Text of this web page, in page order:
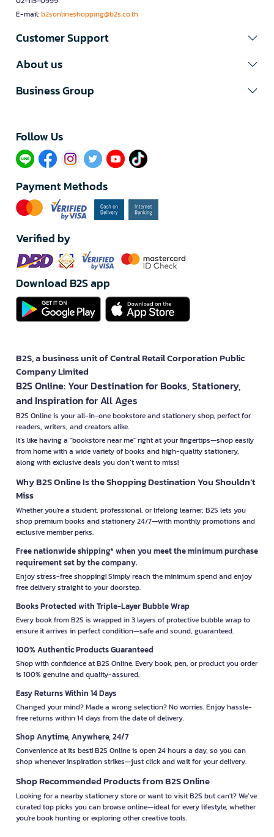
E-mail:b2sonlineshopping@b2s.co.th
Customer Support
About us
Business Group
Follow Us​
Payment Methods
Verified by
Download B2S app
B2S, a business unit of Central Retail Corporation Public
Company Limited
B2S Online: Your Destination for Books, Stationery,
and Inspiration for All Ages
B2S Online is your all-in-one bookstore and stationery shop, perfect for
readers, writers, and creators alike.
It’s like having a "bookstore near me" right at your fingertips—shop easily
from home with a wide variety of books and high-quality stationery,
along with exclusive deals you don’t want to miss!
Why B2S Online Is the Shopping Destination You Shouldn’t
Miss
Whether you're a student, professional, or lifelong learner, B2S lets you
shop premium books and stationery 24/7—with monthly promotions and
exclusive member perks.
Free nationwide shipping* when you meet the minimum purchase
requirement set by the company.
Enjoy stress-free shopping! Simply reach the minimum spend and enjoy
free delivery straight to your doorstep.
Books Protected with Triple-Layer Bubble Wrap
Every book from B2S is wrapped in 3 layers of protective bubble wrap to
ensure it arrives in perfect condition—safe and sound, guaranteed.
100% Authentic Products Guaranteed
Shop with confidence at B2S Online. Every book, pen, or product you order
is 100% genuine and quality-assured.
Easy Returns Within 14 Days
Changed your mind? Made a wrong selection? No worries. Enjoy hassle-
free returns within 14 days from the date of delivery.
Shop Anytime, Anywhere, 24/7
Convenience at its best! B2S Online is open 24 hours a day, so you can
shop whenever inspiration strikes—just click and wait for your delivery.
Shop Recommended Products from B2S Online
Looking for a nearby stationery store or want to visit B2S but can't? We’ve
curated top picks you can browse online—ideal for every lifestyle, whether
you're book hunting or exploring other creative tools.